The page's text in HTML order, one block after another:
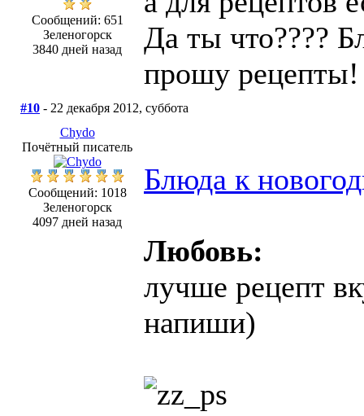
Сообщений: 651
Зеленогорск
3840 дней назад
Да ты что????
прошу рецепты!
#10 - 22 декабря 2012, суббота
Chydo
Почётный писатель
Сообщений: 1018
Зеленогорск
4097 дней назад
Блюда к
Любовь:
лучше рецепт
напиши)